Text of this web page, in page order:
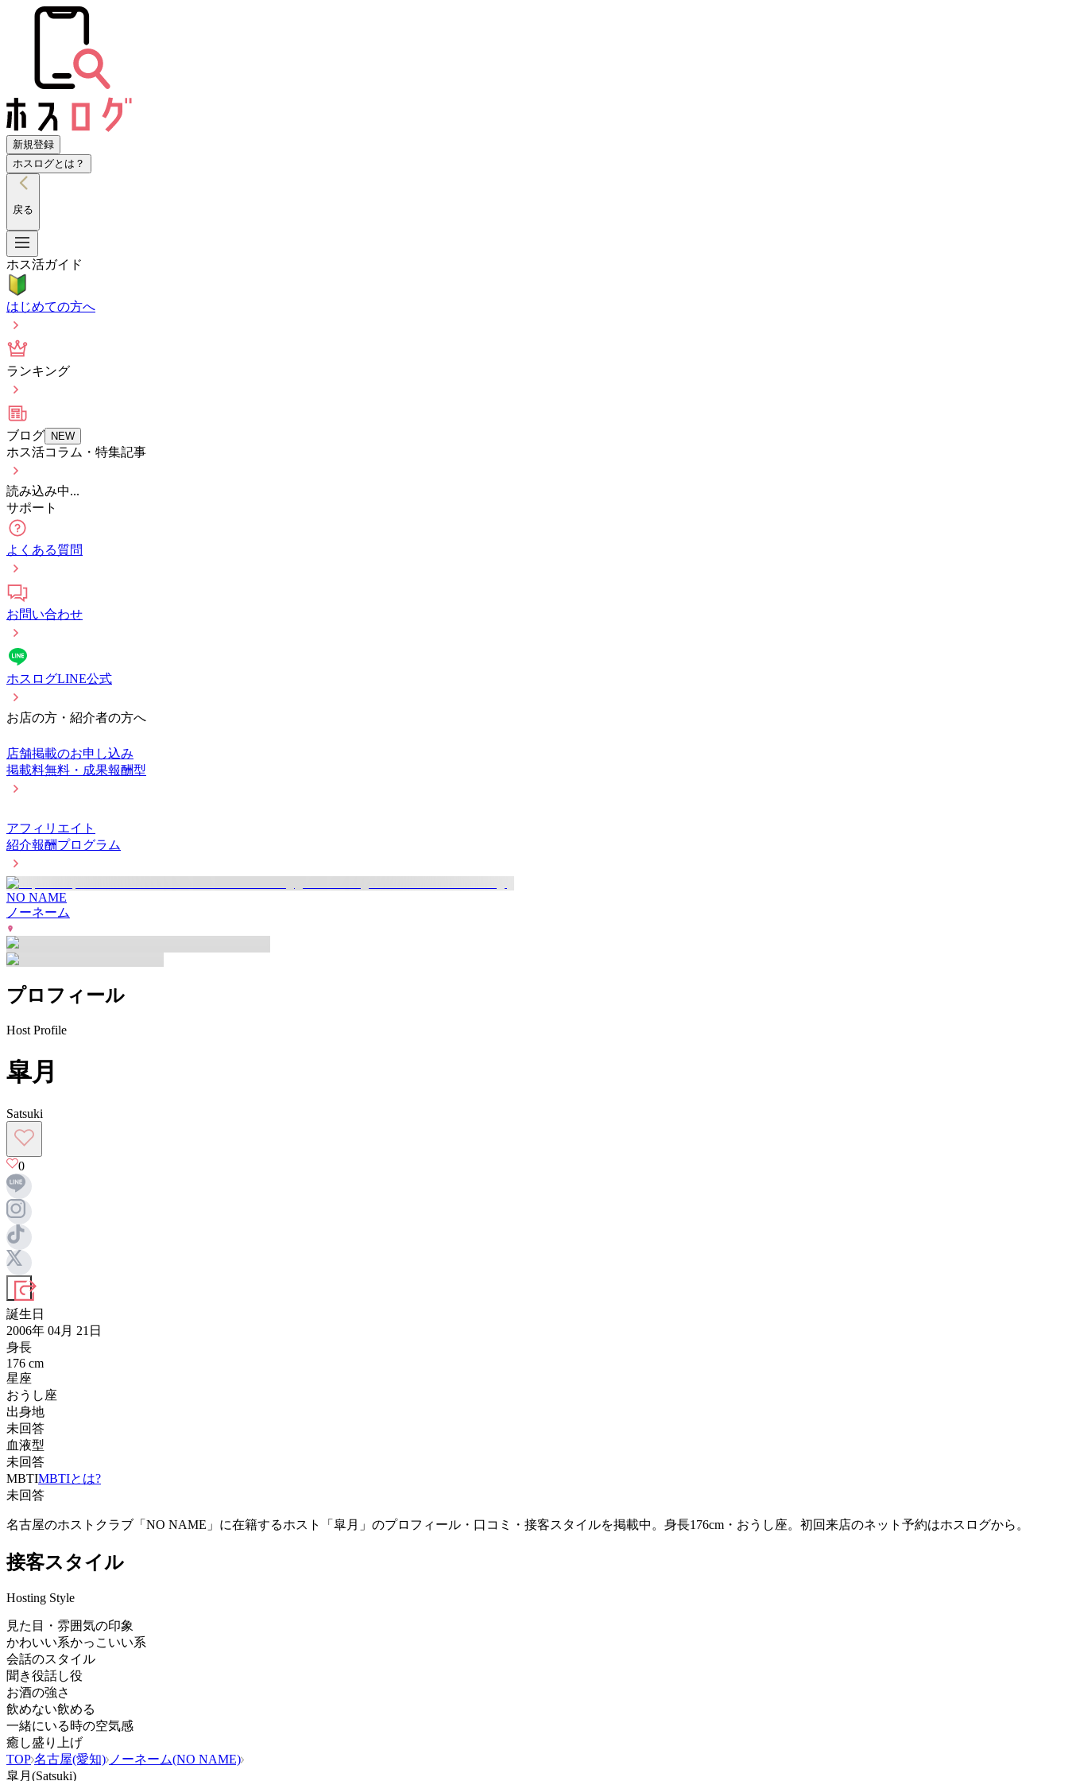
新規登録
ホスログとは？
戻る
ホス活ガイド
はじめての方へ
ランキング
ブログ NEW
ホス活コラム・特集記事
読み込み中...
サポート
よくある質問
お問い合わせ
ホスログLINE公式
お店の方・紹介者の方へ
店舗掲載のお申し込み
掲載料無料・成果報酬型
アフィリエイト
紹介報酬プログラム
NO NAME
ノーネーム
プロフィール
Host Profile
皐月
Satsuki
0
誕生日
2006年 04月 21日
身長
176 cm
星座
おうし座
出身地
未回答
血液型
未回答
MBTIMBTIとは?
未回答
名古屋のホストクラブ「NO NAME」に在籍するホスト「皐月」のプロフィール・口コミ・接客スタイルを掲載中。身長176cm・おうし座。初回来店のネット予約はホスログから。
接客スタイル
Hosting Style
見た目・雰囲気の印象
かわいい系かっこいい系
会話のスタイル
聞き役話し役
お酒の強さ
飲めない飲める
一緒にいる時の空気感
癒し盛り上げ
TOP 名古屋(愛知) ノーネーム(NO NAME)
皐月(Satsuki)